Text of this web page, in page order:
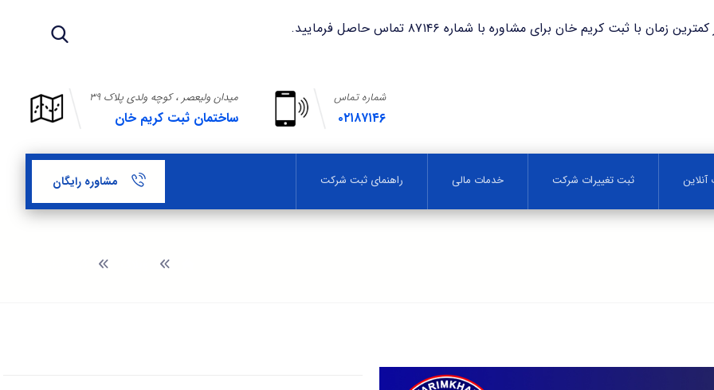
کریم خان برای مشاوره با شماره ۸۷۱۴۶ تماس حاصل فرمایید.
میدان ولیعصر ، کوچه ولدی پلاک ۳۹
ساختمان ثبت کریم خان
شماره تماس
۰۲۱۸۷۱۴۶
ثبت تغییرات شرکت خدمات مالی راهنمای ثبت شرکت مشاوره رایگان